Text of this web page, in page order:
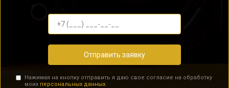
Отправить заявку
Нажимая на кнопку отправить я даю свое согласие на обработку
моих персональных данных.